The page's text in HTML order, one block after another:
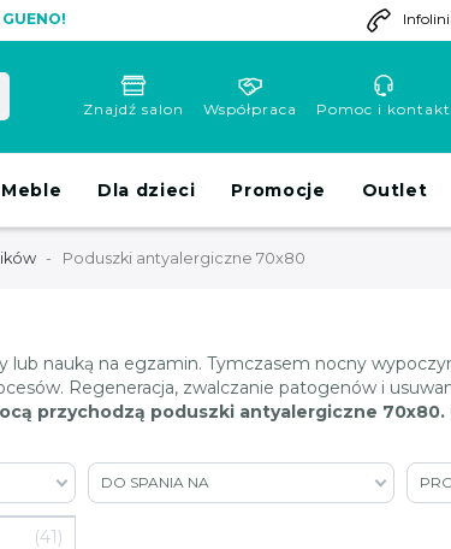
Znajdź salon Współpraca Pomoc i kontakt
Meble Dla dzieci Promocje Outlet
Poduszki antyalergiczne 70x80
nauką na egzamin. Tymczasem nocny
Regeneracja, zwalczanie patogenów i
przychodzą poduszki antyalergiczne 70x80.
DO SPANIA NA
41